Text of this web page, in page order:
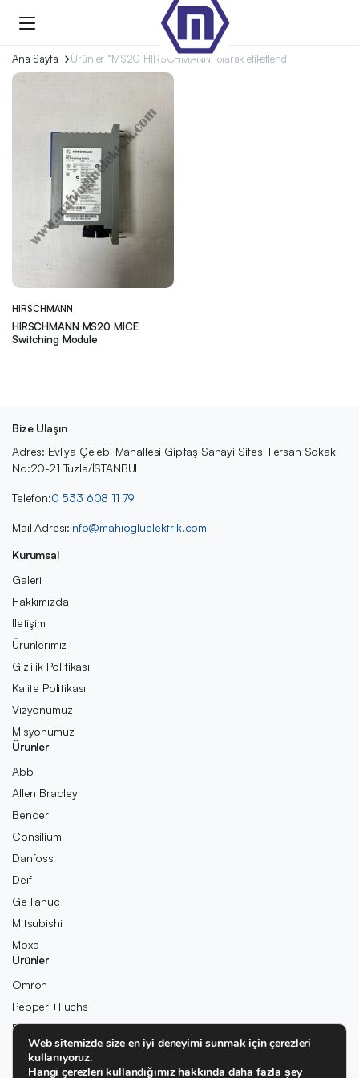
Ana Sayfa Ürünler “MS20 HIRSCHMANN” olarak etiketlendi
HIRSCHMANN
HIRSCHMANN MS20 MICE
Switching Module
Bize Ulaşın
Adres: Evliya Çelebi Mahallesi Giptaş Sanayi Sitesi Fersah Sokak
No:20-21 Tuzla/İSTANBUL
Telefon:0 533 608 11 79
Mail Adresi:info@mahiogluelektrik.com
Kurumsal
Galeri
Hakkımızda
İletişim
Ürünlerimiz
Gizlilik Politikası
Kalite Politikası
Vizyonumuz
Misyonumuz
Ürünler
Abb
Allen Bradley
Bender
Consilium
Danfoss
Deif
Ge Fanuc
Mitsubishi
Moxa
Ürünler
Omron
Pepperl+Fuchs
Pilz
Rexroth
Rolls-Royce
Web sitemizde size en iyi deneyimi sunmak için çerezleri
kullanıyoruz.
Hangi çerezleri kullandığımız hakkında daha fazla şey